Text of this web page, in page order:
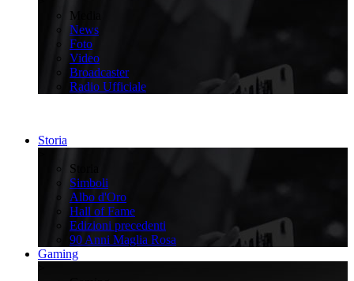
Media
News
Foto
Video
Broadcaster
Radio Ufficiale
Storia
Storia
Simboli
Albo d'Oro
Hall of Fame
Edizioni precedenti
90 Anni Maglia Rosa
Gaming